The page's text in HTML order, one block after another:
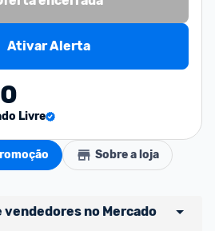
Ativar Alerta
Livre
Sobre a loja
no Mercado